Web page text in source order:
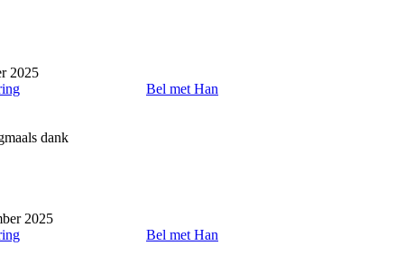
2025
Bel met Han
dank
2025
Bel met Han